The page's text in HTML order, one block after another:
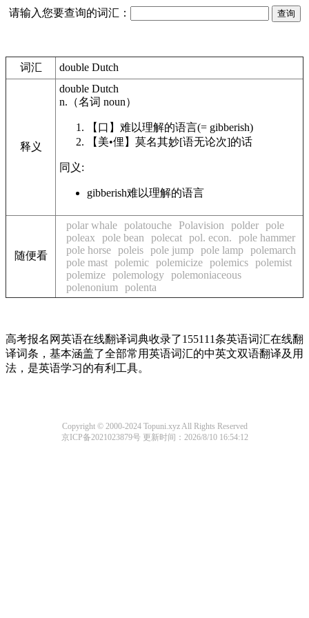
请输入您要查询的词汇：
词汇 double Dutch
释义
double Dutch
n. （名词 noun）
【口】 难以理解的语言(= gibberish)
【美•俚】 莫名其妙[语无论次]的话
同义:
gibberish难以理解的语言
随便看
polar whale polatouche Polavision polder pole
poleax
pole bean polecat pol. econ.
pole hammer
pole horse poleis pole jump pole lamp polemarch
pole mast polemic polemicize polemics polemist
polemize polemology polemoniaceous
polenonium
polenta
高考报名网英语在线翻译词典收录了155111条英语词汇在线翻
译词条，基本涵盖了全部常用英语词汇的中英文双语翻译及用
法，是英语学习的有利工具。
Copyright © 2000-2024 Topuni.xyz All Rights Reserved
京ICP备2021023879号更新时间：2026/8/10 16:54:12